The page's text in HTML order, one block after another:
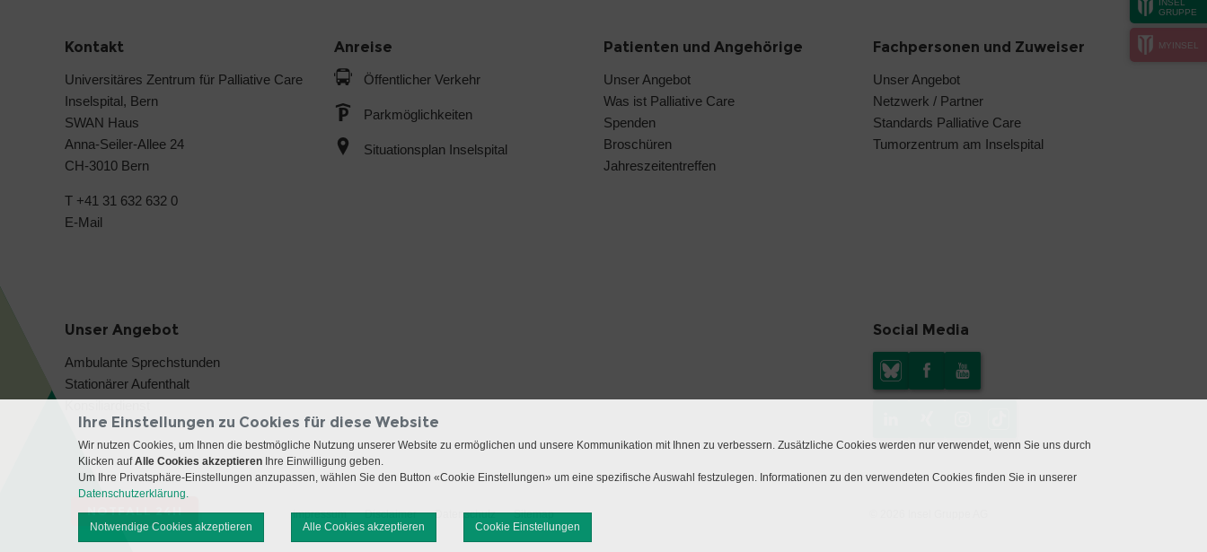
INSEL
GRUPPE
MYINSEL
Kontakt
Universitäres Zentrum für Palliative Care
Inselspital, Bern
SWAN Haus
Anna-Seiler-Allee 24
CH-3010 Bern
T +41 31 632 632 0
E-Mail
Anreise
Öffentlicher Verkehr
Parkmöglichkeiten
Situationsplan Inselspital
Patienten und Angehörige
Unser Angebot
Was ist Palliative Care
Spenden
Broschüren
Jahreszeitentreffen
Fachpersonen und Zuweiser
Unser Angebot
Netzwerk / Partner
Standards Palliative Care
Tumorzentrum am Inselspital
Unser Angebot
Ambulante Sprechstunden
Stationärer Aufenthalt
Social Media
NOTFALL 24H Impressum Disclaimer Datenschutz Sitemap
Ihre Einstellungen zu Cookies für diese Website
Wir nutzen Cookies, um Ihnen die bestmögliche Nutzung unserer Website zu ermöglichen und unsere Kommunikation mit Ihnen zu verbessern. Zusätzliche Cookies werden nur verwendet, wenn Sie uns durch
Klicken aufAlle Cookies akzeptieren Ihre Einwilligung geben.
Um Ihre Privatsphäre-Einstellungen anzupassen, wählen Sie den Button «Cookie Einstellungen» um eine spezifische Auswahl festzulegen. Informationen zu den verwendeten Cookies finden Sie in unserer
Datenschutzerklärung.
Notwendige Cookies akzeptieren Alle Cookies akzeptieren Cookie Einstellungen